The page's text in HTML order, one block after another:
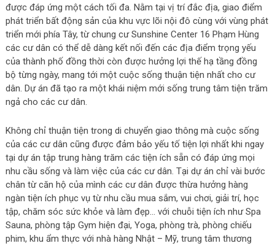
được đáp ứng một cách tối đa. Nằm tại vị trí đắc địa, giao điểm
phát triển bất động sản của khu vực lõi nội đô cùng với vùng phát
triển mới phía Tây, từ chung cư Sunshine Center 16 Phạm Hùng
các cư dân có thể dễ dàng kết nối đến các địa điểm trọng yếu
của thành phố đồng thời còn được hưởng lợi thế hạ tầng đồng
bộ từng ngày, mang tới một cuộc sống thuận tiện nhất cho cư
dân. Dự án đã tạo ra một khái niệm mới sống trung tâm tiện trăm
ngả cho các cư dân.
Không chỉ thuận tiện trong di chuyển giao thông mà cuộc sống
của các cư dân cũng được đảm bảo yếu tố tiện lợi nhất khi ngay
tại dự án tập trung hàng trăm các tiện ích sẵn có đáp ứng mọi
nhu cầu sống và làm việc của các cư dân. Tại dự án chỉ vài bước
chân từ căn hộ của mình các cư dân được thừa hưởng hàng
ngàn tiện ích phục vụ từ nhu cầu mua sắm, vui chơi, giải trí, học
tập, chăm sóc sức khỏe và làm đẹp… với chuỗi tiện ích như Spa
Sauna, phòng tập Gym hiện đại, Yoga, phòng trà, phòng chiếu
phim, khu ẩm thực với nhà hàng Nhật – Mỹ, trung tâm thương